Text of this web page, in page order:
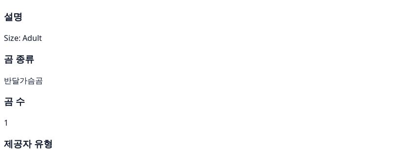
설명
Size: Adult
곰 종류
반달가슴곰
곰 수
1
제공자 유형